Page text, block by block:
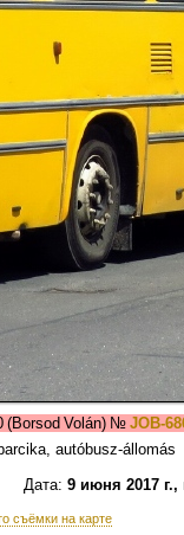
(Borsod Volán) № JOB-
autóbusz-állomás
9 июня 2017 г.,
съёмки на карте